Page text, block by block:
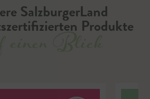
SalzburgerLand
Produkte
einen Blick